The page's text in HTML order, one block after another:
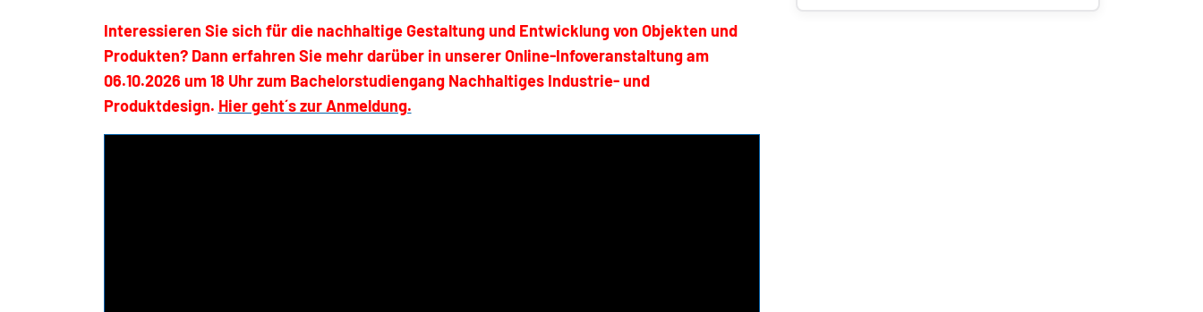
Interessieren Sie sich für die nachhaltige Gestaltung und Entwicklung von Objekten und
Produkten? Dann erfahren Sie mehr darüber in unserer Online-Infoveranstaltung am
06.10.2026 um 18 Uhr zum Bachelorstudiengang Nachhaltiges Industrie- und
Produktdesign. Hier geht´s zur Anmeldung.